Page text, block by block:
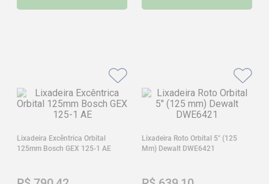
Lixadeira Excêntrica Orbital
125mm Bosch GEX 125-1 AE
Lixadeira Roto Orbital 5" (125
Mm) Dewalt DWE6421